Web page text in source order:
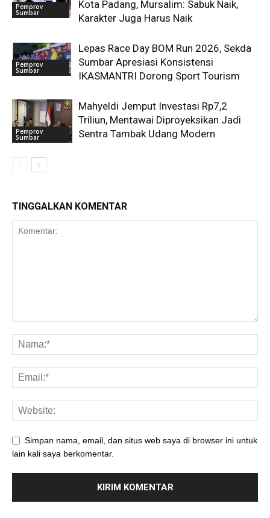
Pemprov
Sumbar
Kota Padang, Mursalim: Sabuk Naik,
Karakter Juga Harus Naik
Pemprov
Sumbar
Lepas Race Day BOM Run 2026, Sekda
Sumbar Apresiasi Konsistensi
IKASMANTRI Dorong Sport Tourism
Pemprov
Sumbar
Mahyeldi Jemput Investasi Rp7,2
Triliun, Mentawai Diproyeksikan Jadi
Sentra Tambak Udang Modern
TINGGALKAN KOMENTAR
Simpan nama, email, dan situs web saya di browser ini untuk
lain kali saya berkomentar.